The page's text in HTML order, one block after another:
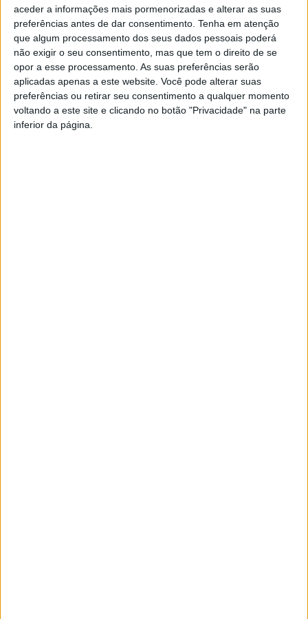
aceder a informações mais pormenorizadas e alterar as suas
preferências antes de dar consentimento. Tenha em atenção
que algum processamento dos seus dados pessoais poderá
não exigir o seu consentimento, mas que tem o direito de se
opor a esse processamento. As suas preferências serão
aplicadas apenas a este website. Você pode alterar suas
preferências ou retirar seu consentimento a qualquer momento
voltando a este site e clicando no botão "Privacidade" na parte
inferior da página.
Viseu